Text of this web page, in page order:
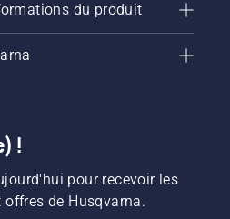
du produit
!
pour recevoir les
de Husqvarna.